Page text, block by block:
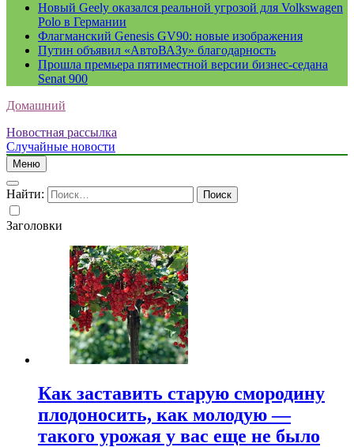
Новый Geely оказался реальной угрозой для Volkswagen
Polo в Германии
Флагманский Genesis GV90: новые изображения
Путин объявил «АвтоВАЗу» благодарность
Прошла премьера пятиместной версии бизнес-седана
Senat 900
Домашний
Новостная рассылка
Случайные новости
Меню
Найти:
Заголовки
Как заставить старую смородину
плодоносить, как молодую —
такого урожая у вас еще не было